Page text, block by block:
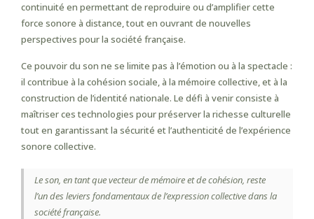
continuité en permettant de reproduire ou d’amplifier cette
force sonore à distance, tout en ouvrant de nouvelles
perspectives pour la société française.
Ce pouvoir du son ne se limite pas à l’émotion ou à la spectacle :
il contribue à la cohésion sociale, à la mémoire collective, et à la
construction de l’identité nationale. Le défi à venir consiste à
maîtriser ces technologies pour préserver la richesse culturelle
tout en garantissant la sécurité et l’authenticité de l’expérience
sonore collective.
Le son, en tant que vecteur de mémoire et de cohésion, reste
l’un des leviers fondamentaux de l’expression collective dans la
société française.